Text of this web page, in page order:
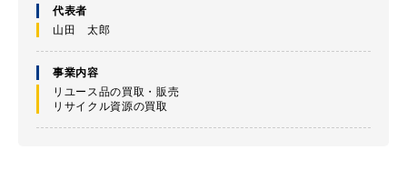
代表者
山田 太郎
事業内容
リユース品の買取・販売
リサイクル資源の買取